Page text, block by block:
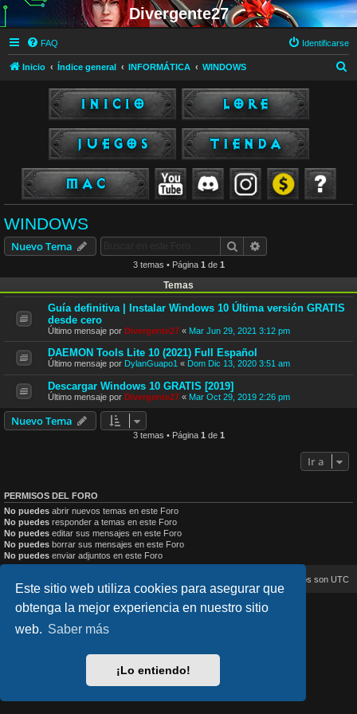
Este sitio web utiliza cookies para asegurar que
obtenga la mejor experiencia en nuestro sitio
web. Saber más
¡Lo entiendo!
Divergente27
FAQ Identificarse
Inicio Índice general INFORMÁTICA WINDOWS
WINDOWS
Nuevo Tema Buscar
3 temas • Página 1 de 1
Temas
Guía definitiva | Instalar Windows 10 Última versión GRATIS
desde cero
Último mensaje por Divergente27 « Mar Jun 29, 2021 3:12 pm
DAEMON Tools Lite 10 (2021) Full Español
Último mensaje por DylanGuapo1 « Dom Dic 13, 2020 3:51 am
Descargar Windows 10 GRATIS [2019]
Último mensaje por Divergente27 « Mar Oct 29, 2019 2:26 pm
Nuevo Tema
3 temas • Página 1 de 1
Ir a
PERMISOS DEL FORO
No puedes abrir nuevos temas en este Foro
No puedes responder a temas en este Foro
No puedes editar sus mensajes en este Foro
No puedes borrar sus mensajes en este Foro
No puedes enviar adjuntos en este Foro
Todos los horarios son UTC
lucid_lime style created by Melvin García
Traducción al español porphpBB España
Privacidad| Condiciones